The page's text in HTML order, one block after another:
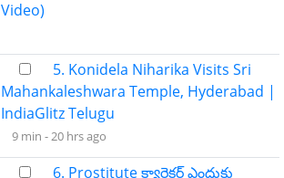
Video)
5. Konidela Niharika Visits Sri
Mahankaleshwara Temple, Hyderabad |
IndiaGlitz Telugu
9 min -20 hrs ago
6. Prostitute క్యారెక్టర్ ఎందుకు